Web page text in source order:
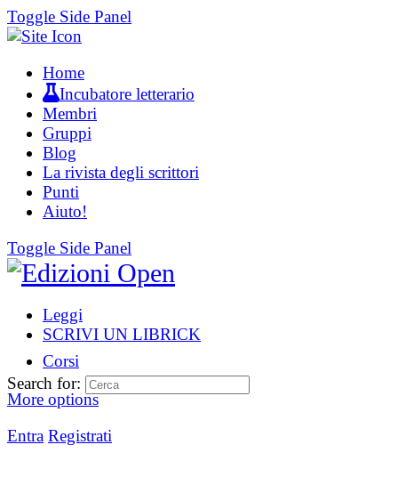
Toggle Side Panel
Home
Incubatore letterario
Membri
Gruppi
Blog
La rivista degli scrittori
Punti
Aiuto!
Toggle Side Panel
Leggi
SCRIVI UN LIBRICK
Corsi
More options
Entra Registrati
Search for: